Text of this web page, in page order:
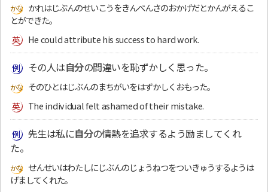
かれはじぶんのせいこうをきんべんさのおかげだとかんがえるこ
とができた。
He could attribute his success to hard work.
その人は自分の間違いを恥ずかしく思った。
そのひとはじぶんのまちがいをはずかしくおもった。
The individual felt ashamed of their mistake.
先生は私に自分の情熱を追求するよう励ましてくれ
た。
せんせいはわたしにじぶんのじょうねつをついきゅうするようは
げましてくれた。